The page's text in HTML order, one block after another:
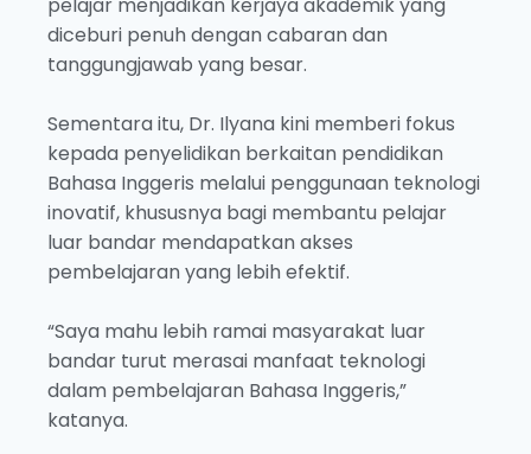
pelajar menjadikan kerjaya akademik yang
diceburi penuh dengan cabaran dan
tanggungjawab yang besar.
Sementara itu, Dr. Ilyana kini memberi fokus
kepada penyelidikan berkaitan pendidikan
Bahasa Inggeris melalui penggunaan teknologi
inovatif, khususnya bagi membantu pelajar
luar bandar mendapatkan akses
pembelajaran yang lebih efektif.
“Saya mahu lebih ramai masyarakat luar
bandar turut merasai manfaat teknologi
dalam pembelajaran Bahasa Inggeris,”
katanya.